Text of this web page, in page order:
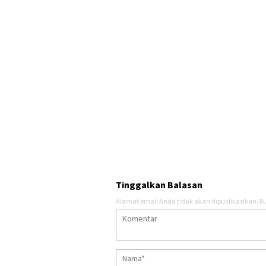
Tinggalkan Balasan
Alamat email Anda tidak akan dipublikasikan.